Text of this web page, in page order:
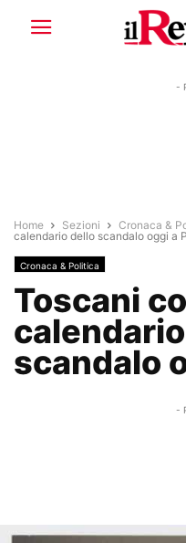
-
Home Sezioni Cronaca &
calendario dello scandalo oggi a
Cronaca & Politica
Toscani
scandalo
-